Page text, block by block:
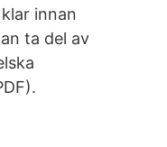
innan
ta del av